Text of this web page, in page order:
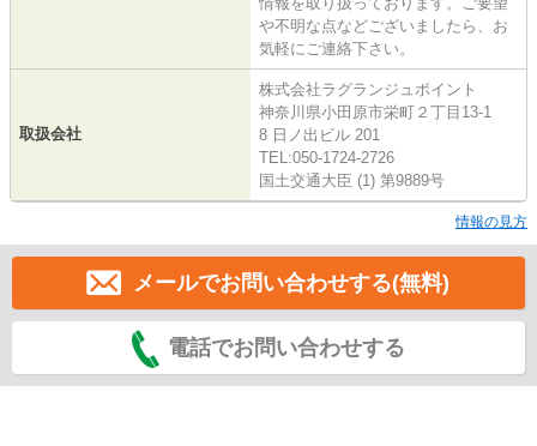
や不明な点などございましたら、お
気軽にご連絡下さい。
取扱会社
株式会社ラグランジュポイント
神奈川県小田原市栄町２丁目13-1
8 日ノ出ビル 201
TEL:050-1724-2726
国土交通大臣 (1) 第9889号
情報の見方
メールでお問い合わせする(無料)
電話でお問い合わせする